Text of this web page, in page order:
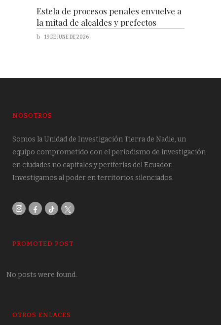
Estela de procesos penales envuelve a
la mitad de alcaldes y prefectos
19 DE JUNE DE 2026
NOSOTROS
Somos la Unidad de Investigación Tierra de Nadie, un
equipo comprometido con el periodismo de investigación
en ciudades no capitales y periferias del Ecuador.
Investigamos al poder en territorios silenciados.
PROMOTED POST
No posts were found.
OTROS ENLACES